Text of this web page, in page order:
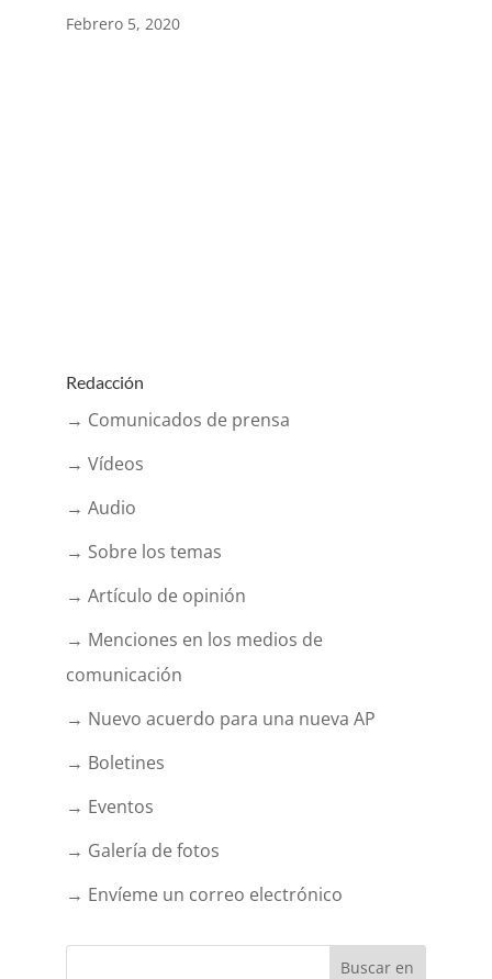
Febrero 5, 2020
Redacción
→ Comunicados de prensa
→ Vídeos
→ Audio
→ Sobre los temas
→ Artículo de opinión
→ Menciones en los medios de
comunicación
→ Nuevo acuerdo para una nueva AP
→ Boletines
→ Eventos
→ Galería de fotos
→ Envíeme un correo electrónico